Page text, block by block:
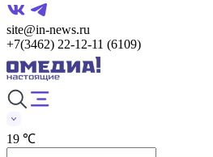
site@in-news.ru
+7(3462) 22-12-11 (6109)
19 ℃